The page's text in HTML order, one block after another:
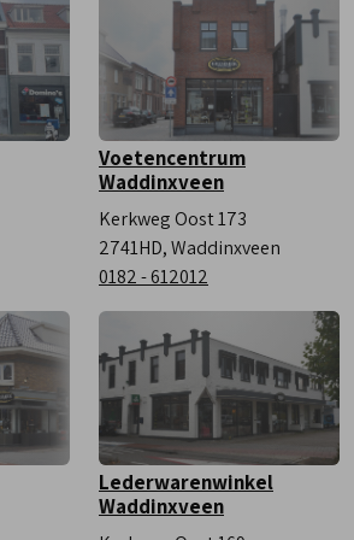
9:00 - 17:00
Voetencentrum
Waddinxveen
Kerkweg Oost 173
2741HD, Waddinxveen
0182 - 612012
Lederwarenwinkel
Waddinxveen